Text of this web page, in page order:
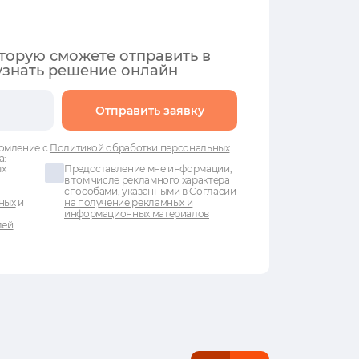
сможете отправить в
решение онлайн
Отправить заявку
с Политикой обработки персональных
и
Предоставление мне информации,
в том числе рекламного характера
способами, указанными вСогласии
на получение рекламных и
информационных материалов